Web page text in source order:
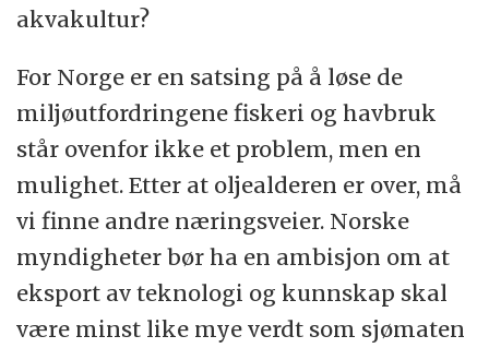
akvakultur?
For Norge er en satsing på å løse de
miljøutfordringene fiskeri og havbruk
står ovenfor ikke et problem, men en
mulighet. Etter at oljealderen er over, må
vi finne andre næringsveier. Norske
myndigheter bør ha en ambisjon om at
eksport av teknologi og kunnskap skal
være minst like mye verdt som sjømaten